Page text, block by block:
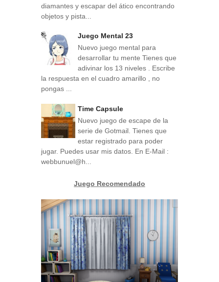
diamantes y escapar del ático encontrando
objetos y pista...
Juego Mental 23
Nuevo juego mental para
desarrollar tu mente Tienes que
adivinar los 13 niveles . Escribe
la respuesta en el cuadro amarillo , no
pongas ...
Time Capsule
Nuevo juego de escape de la
serie de Gotmail. Tienes que
estar registrado para poder
jugar. Puedes usar mis datos. En E-Mail :
webbunuel@h...
Juego Recomendado